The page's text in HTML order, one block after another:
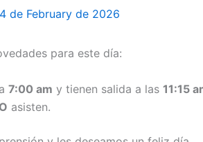
de February de 2026
para este día:
7:00 am y tienen salida a las 11:15
asisten.